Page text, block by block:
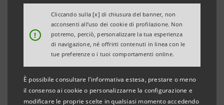
!
Cliccando sulla [x] di chiusura del banner, non
acconsenti all’uso dei cookie di profilazione. Non
potremo, perciò, personalizzare la tua esperienza
di navigazione, né offrirti contenuti in linea con le
tue preferenze o i tuoi comportamenti online.
È possibile consultare l'informativa estesa, prestare o meno
il consenso ai cookie o personalizzarne la configurazione e
modificare le proprie scelte in qualsiasi momento accedendo
In merito alle dichiarazioni rilasciate ieri nel corso di
una conferenza stampa dal segretario regionale
lombardo della Fisac Cgil e riportate oggi da vari
organi di stampa, IntesaBci è costretta a precisare
quanto segue.
Non trova alcun riscontro da parte dell’azienda la
cifra di 8.764 “esuberi” ed è destituita di ogni